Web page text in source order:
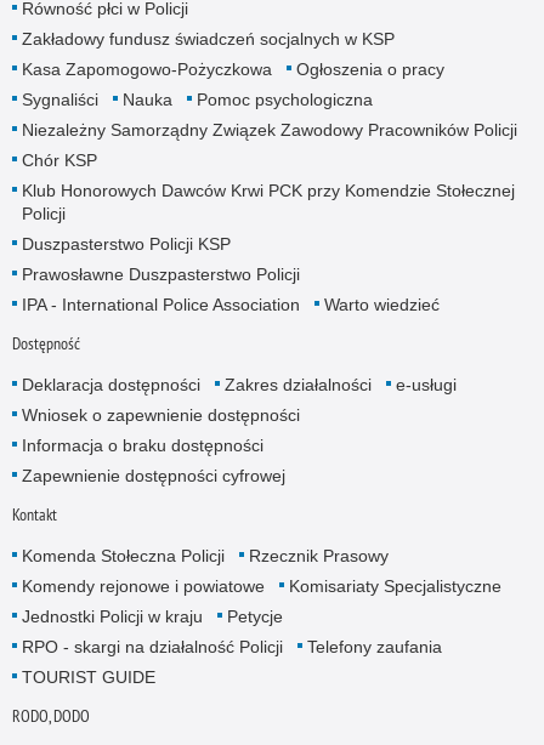
Równość płci w Policji
Zakładowy fundusz świadczeń socjalnych w KSP
Kasa Zapomogowo-Pożyczkowa
Ogłoszenia o pracy
Sygnaliści
Nauka
Pomoc psychologiczna
Niezależny Samorządny Związek Zawodowy Pracowników Policji
Chór KSP
Klub Honorowych Dawców Krwi PCK przy Komendzie Stołecznej
Policji
Duszpasterstwo Policji KSP
Prawosławne Duszpasterstwo Policji
IPA - International Police Association
Warto wiedzieć
Dostępność
Deklaracja dostępności Zakres działalności
e-usługi
Wniosek o zapewnienie dostępności
Informacja o braku dostępności
Zapewnienie dostępności cyfrowej
Kontakt
Komenda Stołeczna Policji
Rzecznik Prasowy
Komendy rejonowe i powiatowe
Komisariaty Specjalistyczne
Jednostki Policji w kraju
Petycje
RPO - skargi na działalność Policji
Telefony zaufania
TOURIST GUIDE
RODO, DODO